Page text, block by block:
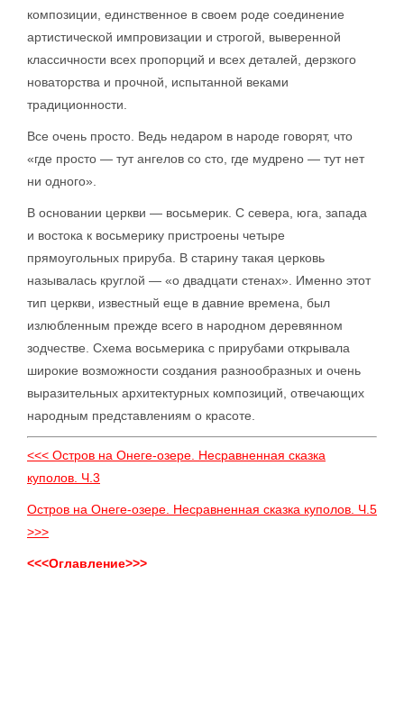
композиции, единственное в своем роде соединение
артистической импровизации и строгой, выверенной
классичности всех пропорций и всех деталей, дерзкого
новаторства и прочной, испытанной веками
традиционности.
Все очень просто. Ведь недаром в народе говорят, что
«где просто — тут ангелов со сто, где мудрено — тут нет
ни одного».
В основании церкви — восьмерик. С севера, юга, запада
и востока к восьмерику пристроены четыре
прямоугольных прируба. В старину такая церковь
называлась круглой — «о двадцати стенах». Именно этот
тип церкви, известный еще в давние времена, был
излюбленным прежде всего в народном деревянном
зодчестве. Схема восьмерика с прирубами открывала
широкие возможности создания разнообразных и очень
выразительных архитектурных композиций, отвечающих
народным представлениям о красоте.
<<< Остров на Онеге-озере. Несравненная сказка
куполов. Ч.3
Остров на Онеге-озере. Несравненная сказка куполов. Ч.5
>>>
<<<Оглавление>>>